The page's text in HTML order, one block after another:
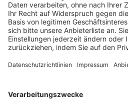
Trainerbörse
Login SpielPlus
FOLGE DEM BFV